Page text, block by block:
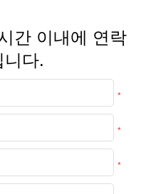
간 이내에 연락
니다.
*
*
*